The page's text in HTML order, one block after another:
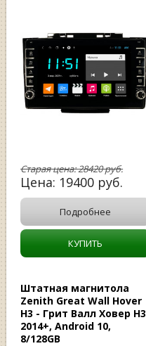
Старая цена:28420руб.
Цена: 19400 руб.
Подробнее
КУПИТЬ
Штатная магнитола
Zenith Great Wall Hover
H3 - Грит Валл Ховер Н3
2014+, Android 10,
8/128GB